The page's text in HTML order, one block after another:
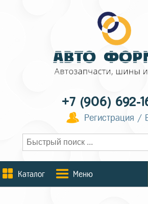
+7 (906) 692-
Регистрация /
Каталог Меню